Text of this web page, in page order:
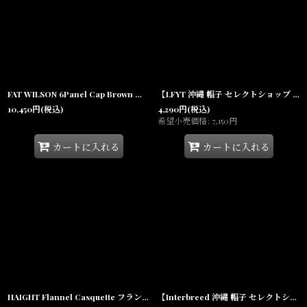
FAT WILSON 6Panel Cap Brown コットンツイル 6パネル スポーツ キャップ
10,450円(税込)
カートに入れる
【LFYT 沖縄 帽子 セレクトショップ 通販】Playfield Pom Knit Cap Beanie ポンポン ビーニー ニット キャップ
4,290円(税込)
希望小売価格: 7,150円
カートに入れる
HAIGHT Flannel Casquette フランネル チェック キャスケット 帽子
【Interbreed 沖縄 帽子 セレクトショップ 通販】WIP Snapback Cap スナップバック キャップ